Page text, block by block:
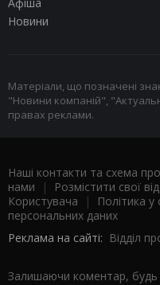
Новини
Матеріали, що позначені
"Новини компаній",
правах реклами.
Наші контакти та схема
нами | Розмістити свої
Користувача |
Політика у
персональних даних
Реклама на сайті: Відділ
Залишаючи коментар, будь